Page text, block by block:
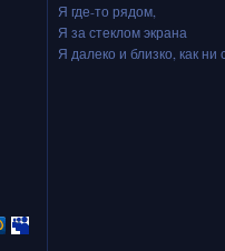
Я где-то рядом,
Я за стеклом экрана
Я далеко и близко, как ни